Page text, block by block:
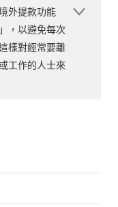
外提款功能
，以避免每次
樣對經常要離
工作的人士來